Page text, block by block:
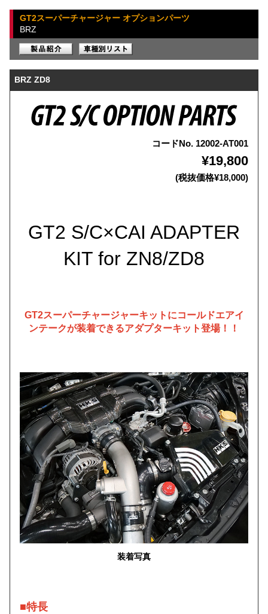
GT2スーパーチャージャー オプションパーツ
BRZ
BRZ ZD8
コードNo. 12002-AT001
¥19,800
(税抜価格¥18,000)
GT2 S/C×CAI ADAPTER
KIT for ZN8/ZD8
GT2スーパーチャージャーキットにコールドエアイ
ンテークが装着できるアダプターキット登場！！
装着写真
■特長